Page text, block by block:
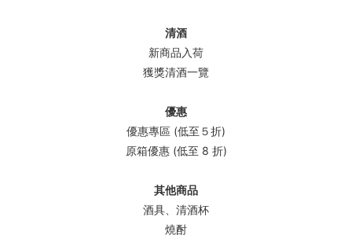
清酒
新商品入荷
獲獎清酒一覽
優惠
優惠專區 (低至５折)
原箱優惠 (低至 8 折)
其他商品
酒具、清酒杯
燒酎